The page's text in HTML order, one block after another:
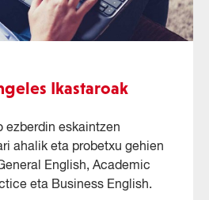
Ikastaroak
ezberdin eskaintzen
ahalik eta probetxu gehien
English, Academic
eta Business English.